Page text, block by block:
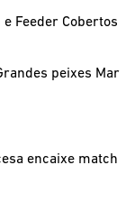
e Feeder Cobertos
peixes Mar
encaixe match